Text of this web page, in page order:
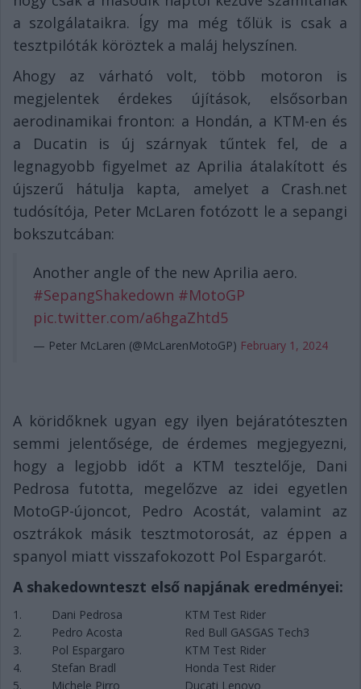
a szolgálataikra. Így ma még tőlük is csak a
tesztpilóták köröztek a maláj helyszínen.
Ahogy az várható volt, több motoron is
megjelentek érdekes újítások, elsősorban
aerodinamikai fronton: a Hondán, a KTM-en és
a Ducatin is új szárnyak tűntek fel, de a
legnagyobb figyelmet az Aprilia átalakított és
újszerű hátulja kapta, amelyet a Crash.net
tudósítója, Peter McLaren fotózott le a sepangi
bokszutcában:
Another angle of the new Aprilia aero.
#SepangShakedown #MotoGP
pic.twitter.com/a6hgaZhtd5
— Peter McLaren (@McLarenMotoGP) February 1, 2024
A köridőknek ugyan egy ilyen bejáratóteszten
semmi jelentősége, de érdemes megjegyezni,
hogy a legjobb időt a KTM tesztelője, Dani
Pedrosa futotta, megelőzve az idei egyetlen
MotoGP-újoncot, Pedro Acostát, valamint az
osztrákok másik tesztmotorosát, az éppen a
spanyol miatt visszafokozott Pol Espargarót.
A shakedownteszt első napjának eredményei:
1. Dani Pedrosa
KTM Test Rider
2.
Pedro Acosta
Red Bull GASGAS Tech3
3.
Pol Espargaro
KTM Test Rider
4.
Stefan Bradl
Honda Test Rider
5.
Michele Pirro
Ducati Lenovo